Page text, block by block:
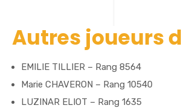
Autres joueurs
EMILIE TILLIER – Rang 8564
Marie CHAVERON – Rang 10540
LUZINAR ELIOT – Rang 1635